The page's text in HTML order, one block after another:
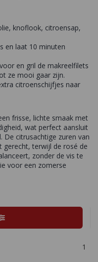
knoflook, citroensap,
en laat 10 minuten
en gril de makreelfilets
ze mooi gaar zijn.
citroenschijfjes naar
frisse, lichte smaak met
wat perfect aansluit
De citrusachtige zuren van
gerecht, terwijl de rosé de
zonder de vis te
voor een zomerse
1